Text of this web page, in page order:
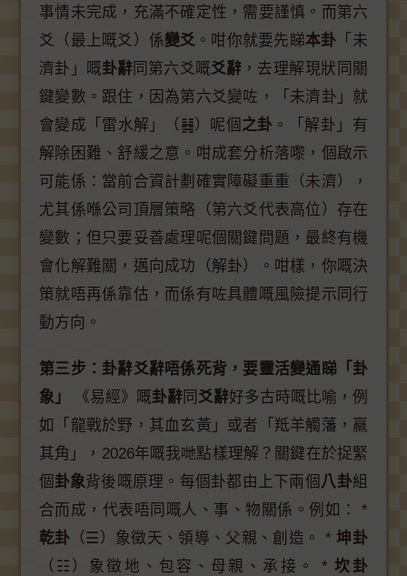
事情未完成，充滿不確定性，需要謹慎。而第六
爻（最上嘅爻）係變爻 。咁你就要先睇本卦 「未
濟卦」嘅卦辭 同第六爻嘅爻辭 ，去理解現狀同關
鍵變數。跟住，因為第六爻變咗，「未濟卦」就
會變成「雷水解」（䷧）呢個 之卦 。「解卦」有
解除困難、舒緩之意。咁成套分析落嚟，個啟示
可能係：當前合資計劃確實障礙重重（未濟），
尤其係喺公司頂層策略（第六爻代表高位）存在
變數；但只要妥善處理呢個關鍵問題，最終有機
會化解難關，邁向成功（解卦）。咁樣，你嘅決
策就唔再係靠估，而係有咗具體嘅風險提示同行
動方向。
第三步：卦辭爻辭唔係死背，要靈活變通睇「卦
象」
《易經》嘅卦辭 同 爻辭好多古時嘅比喻，例
如「龍戰於野，其血玄黃」或者「羝羊觸藩，羸
其角」，2026年嘅我哋點樣理解？關鍵在於捉緊
個 卦象背後嘅原理。每個卦都由上下兩個 八卦組
合而成，代表唔同嘅人、事、物關係。例如： *
乾卦 （☰）象徵天、領導、父親、創造。 * 坤卦
（☷）象徵地、包容、母親、承接。 * 坎卦